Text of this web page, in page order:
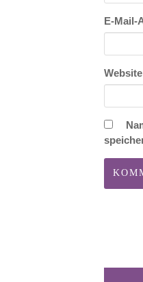
E-Mail-
Website